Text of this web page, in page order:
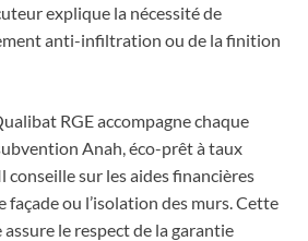
explique la nécessité de
anti-infiltration ou de la finition
RGE accompagne chaque
Anah, éco-prêt à taux
conseille sur les aides financières
ou l’isolation des murs. Cette
le respect de la garantie